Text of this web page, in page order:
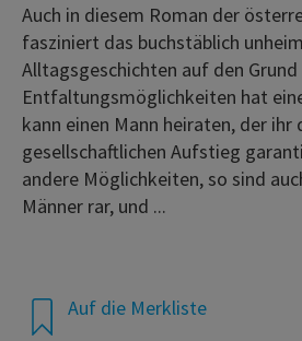
Auf die Merkliste
Auch in diesem Roman der
fasziniert das buchstäblich
Alltagsgeschichten auf den Grund
Entfaltungsmöglichkeiten hat
kann einen Mann heiraten, der ihr
gesellschaftlichen Aufstieg
andere Möglichkeiten, so sind
Männer rar, und ...